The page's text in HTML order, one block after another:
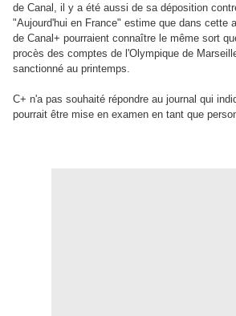
de Canal, il y a été aussi de sa déposition
"Aujourd'hui en France" estime que dans cette
de Canal+ pourraient connaître le même sort
procès des comptes de l'Olympique de
sanctionné au printemps.
C+ n'a pas souhaité répondre au journal qui
pourrait être mise en examen en tant que